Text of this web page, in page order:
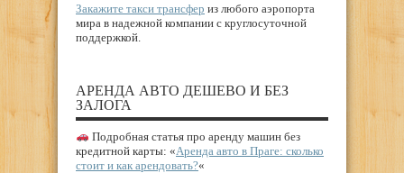
Закажите такси трансфер из любого аэропорта
мира в надежной компании с круглосуточной
поддержкой.
АРЕНДА АВТО ДЕШЕВО И БЕЗ
ЗАЛОГА
Подробная статья про аренду машин без
кредитной карты: «Аренда авто в Праге: сколько
стоит и как арендовать?«